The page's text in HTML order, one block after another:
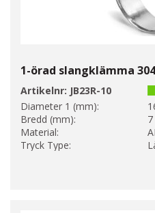
1-örad slangklämma
Artikelnr: JB23R-10
Diameter 1 (mm):
Bredd (mm):
7
Material:
Tryck Type: